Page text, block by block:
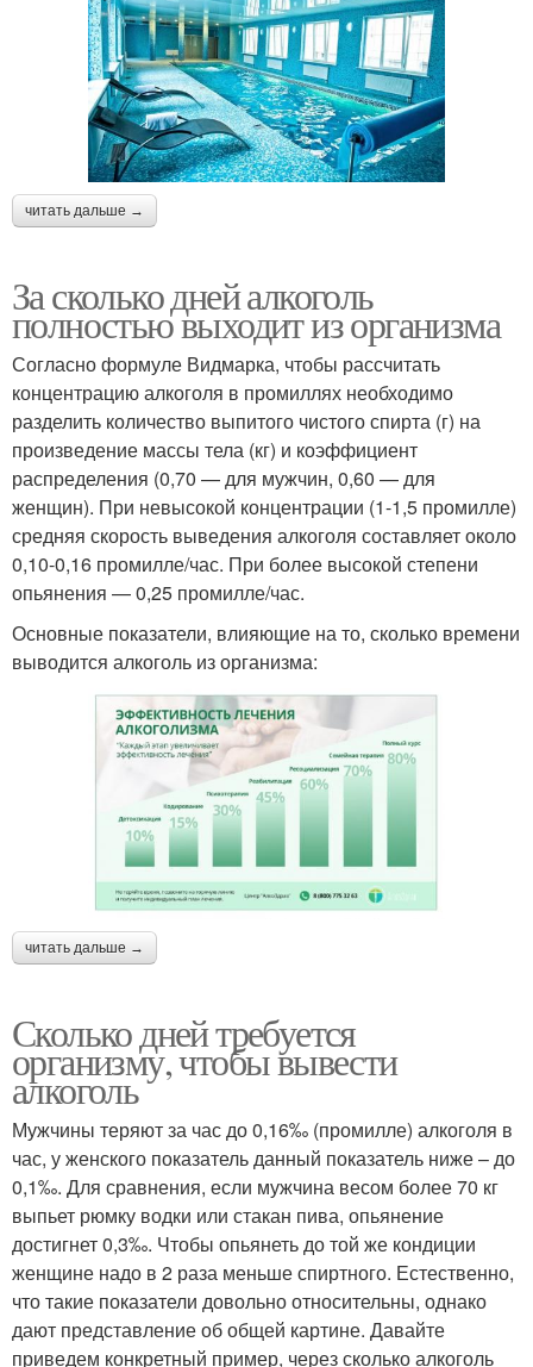
читать дальше →
За сколько дней алкоголь
полностью выходит из организма
Согласно формуле Видмарка, чтобы рассчитать
концентрацию алкоголя в промиллях необходимо
разделить количество выпитого чистого спирта (г) на
произведение массы тела (кг) и коэффициент
распределения (0,70 — для мужчин, 0,60 — для
женщин). При невысокой концентрации (1-1,5 промилле)
средняя скорость выведения алкоголя составляет около
0,10-0,16 промилле/час. При более высокой степени
опьянения — 0,25 промилле/час.
Основные показатели, влияющие на то, сколько времени
выводится алкоголь из организма:
читать дальше →
Сколько дней требуется
организму, чтобы вывести
алкоголь
Мужчины теряют за час до 0,16‰ (промилле) алкоголя в
час, у женского показатель данный показатель ниже – до
0,1‰. Для сравнения, если мужчина весом более 70 кг
выпьет рюмку водки или стакан пива, опьянение
достигнет 0,3‰. Чтобы опьянеть до той же кондиции
женщине надо в 2 раза меньше спиртного. Естественно,
что такие показатели довольно относительны, однако
дают представление об общей картине. Давайте
приведем конкретный пример, через сколько алкоголь